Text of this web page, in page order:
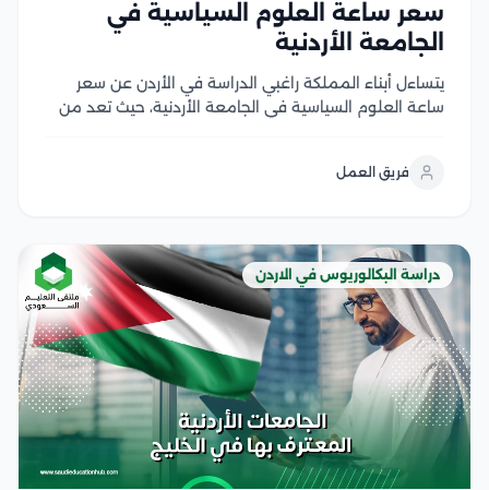
سعر ساعة العلوم السياسية في
الجامعة الأردنية
يتساءل أبناء المملكة راغبي الدراسة في الأردن عن سعر
ساعة العلوم السياسية في الجامعة الأردنية، حيث تعد من
معقولة تتناسب مع الجودة الأكاديمية...
فريق العمل
دراسة البكالوريوس في الاردن